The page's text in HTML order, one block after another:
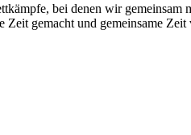
bei denen wir
gemacht und gemeinsame Zeit